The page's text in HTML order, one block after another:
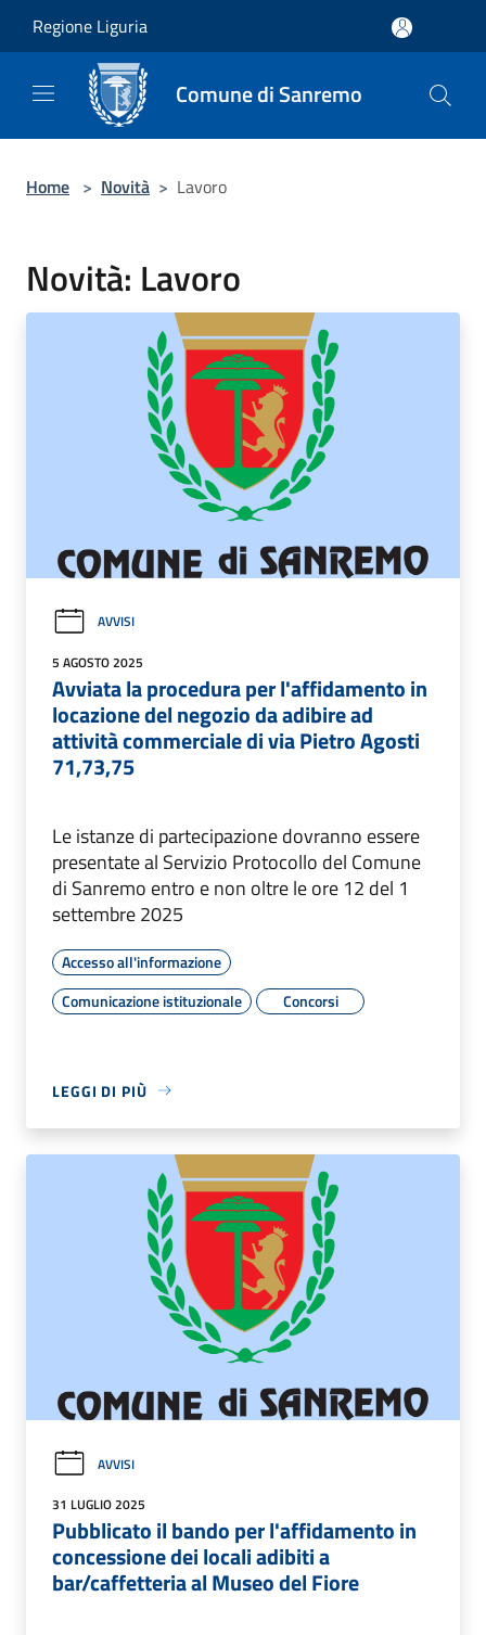
Regione Liguria
Comune di Sanremo
Home > Novità > Lavoro
Novità: Lavoro
AVVISI
5 AGOSTO 2025
Avviata la procedura per l'affidamento in
locazione del negozio da adibire ad
attività commerciale di via Pietro Agosti
71,73,75
Le istanze di partecipazione dovranno essere
presentate al Servizio Protocollo del Comune
di Sanremo entro e non oltre le ore 12 del 1
settembre 2025
Accesso all'informazione
Comunicazione istituzionale
Concorsi
LEGGI DI PIÙ
AVVISI
31 LUGLIO 2025
Pubblicato il bando per l'affidamento in
concessione dei locali adibiti a
bar/caffetteria al Museo del Fiore